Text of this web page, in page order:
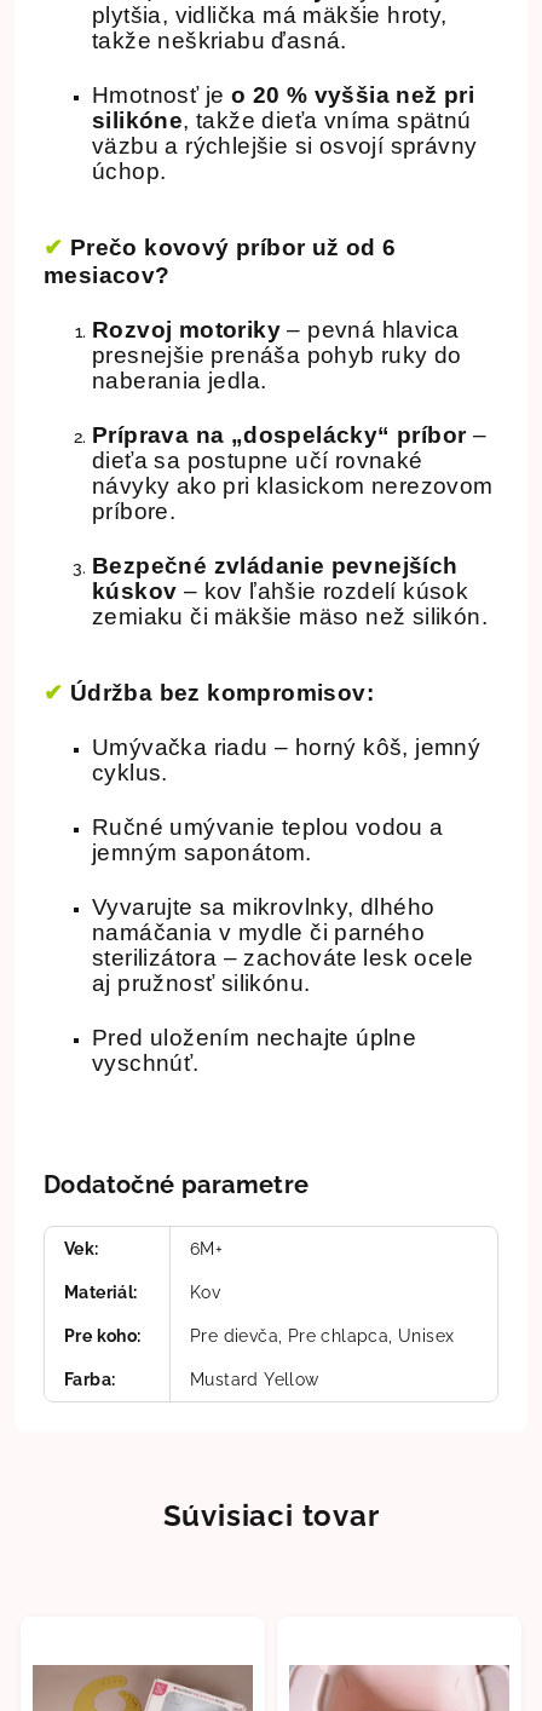
plytšia, vidlička má mäkšie hroty,
takže neškriabu ďasná.
Hmotnosť je o 20 % vyššia než pri
silikóne, takže dieťa vníma spätnú
väzbu a rýchlejšie si osvojí správny
úchop.
✔ Prečo kovový príbor už od 6
mesiacov?
Rozvoj motoriky – pevná hlavica
presnejšie prenáša pohyb ruky do
naberania jedla.
Príprava na „dospelácky“ príbor–
dieťa sa postupne učí rovnaké
návyky ako pri klasickom nerezovom
príbore.
Bezpečné zvládanie pevnejších
kúskov – kov ľahšie rozdelí kúsok
zemiaku či mäkšie mäso než silikón.
✔ Údržba bez kompromisov:
Umývačka riadu – horný kôš, jemný
cyklus.
Ručné umývanie teplou vodou a
jemným saponátom.
Vyvarujte sa mikrovlnky, dlhého
namáčania v mydle či parného
sterilizátora – zachováte lesk ocele
aj pružnosť silikónu.
Pred uložením nechajte úplne
vyschnúť.
Dodatočné parametre
Vek: 6M+
Materiál: Kov
Pre koho: Pre dievča, Pre chlapca, Unisex
Farba: Mustard Yellow
Súvisiaci tovar